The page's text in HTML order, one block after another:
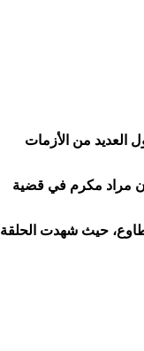
العديد من الأزمات
مراد مكرم في قضية
حيث شهدت الحلقة